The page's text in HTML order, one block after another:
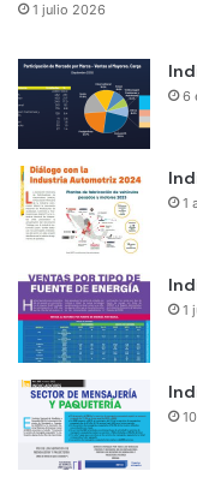
1 julio 2026
6
1
1